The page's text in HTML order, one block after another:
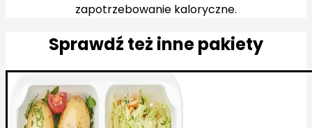
zapotrzebowanie kaloryczne.
Sprawdź też inne pakiety